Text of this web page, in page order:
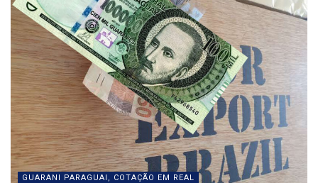
GUARANI PARAGUAI, COTAÇÃO EM REAL